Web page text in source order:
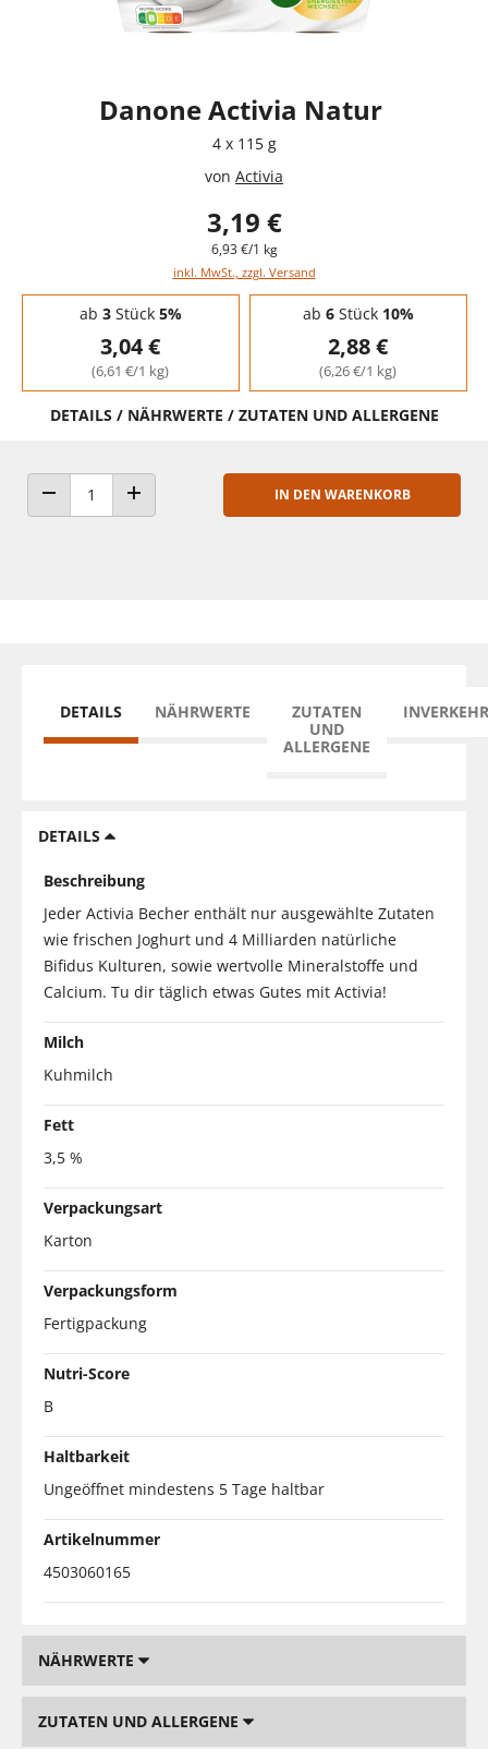
Danone Activia Natur
4 x 115 g
von Activia
3,19 €
6,93 €/1 kg
inkl. MwSt., zzgl. Versand
Staffelpreise - Mengenrabatt
ab 3Stück 5%
3,04 €
(6,61 €/1 kg)
ab 6Stück 10%
2,88 €
(6,26 €/1 kg)
DETAILS / NÄHRWERTE / ZUTATEN UND ALLERGENE
ANZAHL VERRINGERNANZAHL ERHÖHEN
IN DEN WARENKORB
DETAILS NÄHRWERTE
ZUTATEN
UND
ALLERGENE
DETAILS
Beschreibung
Jeder Activia Becher enthält nur ausgewählte Zutaten
wie frischen Joghurt und 4 Milliarden natürliche
Bifidus Kulturen, sowie wertvolle Mineralstoffe und
Calcium. Tu dir täglich etwas Gutes mit Activia!
Milch
Kuhmilch
Fett
3,5 %
Verpackungsart
Karton
Verpackungsform
Fertigpackung
Nutri-Score
B
Haltbarkeit
Ungeöffnet mindestens 5 Tage haltbar
Artikelnummer
4503060165
NÄHRWERTE
ZUTATEN UND ALLERGENE